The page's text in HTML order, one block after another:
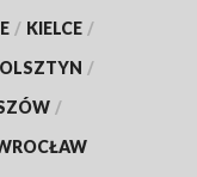
/ KIELCE /
OLSZTYN /
/